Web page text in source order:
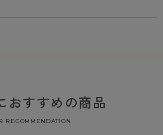
おすすめの商品
RECOMMENDATION